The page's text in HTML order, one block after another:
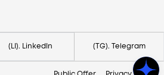
(LI). LinkedIn (TG). Telegram